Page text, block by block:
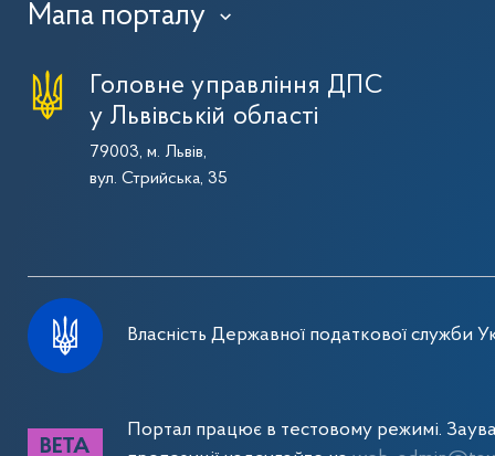
Мапа порталу ›
Головне управління ДПС
у Львівській області
79003, м. Львів,
вул. Стрийська, 35
Власність Державної податкової служби
Портал працює в тестовому режимі.